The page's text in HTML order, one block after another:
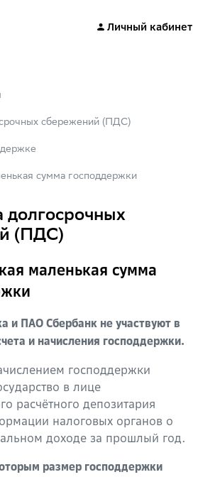
Личный кабинет
сбережений (ПДС)
сумма господдержки
(ПДС)
маленькая сумма
и ПАО Сбербанк не участвуют в
и начисления господдержки.
господдержки
в лице
расчётного депозитария
налоговых органов о
доходе за прошлый год.
размер господдержки